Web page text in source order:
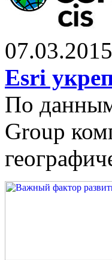
07.03.2015
Esri
По
Group